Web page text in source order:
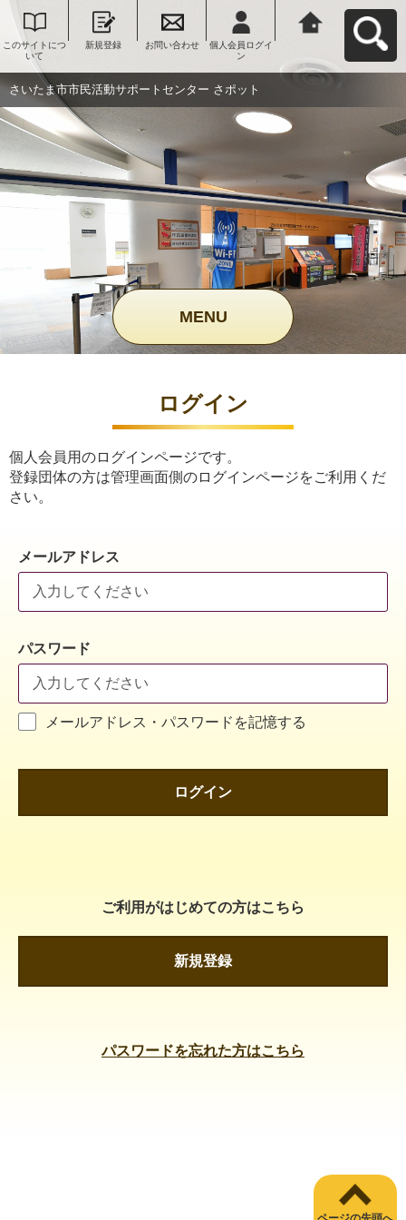
このサイトにつ
いて
新規登録 お問い合わせ
個人会員ログイ
ン
ンター さポット
へ戻る
さいたま市市民活動サポートセンター さポット
MENU
ログイン
個人会員用のログインページです。
登録団体の方は管理画面側のログインページをご利用くだ
さい。
メールアドレス
パスワード
メールアドレス・パスワードを記憶する
ログイン
ご利用がはじめての方はこちら
新規登録
パスワードを忘れた方はこちら